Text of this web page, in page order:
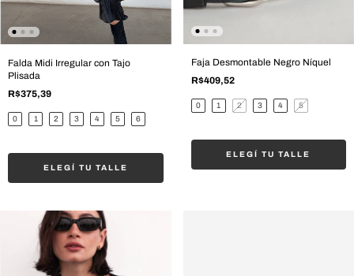
Falda Midi Irregular con Tajo
Plisada
R$375,39
0 1 2 3 4 5 6
ELEGÍ TU TALLE
Faja Desmontable Negro Níquel
R$409,52
0 1 2 3 4 5
ELEGÍ TU TALLE